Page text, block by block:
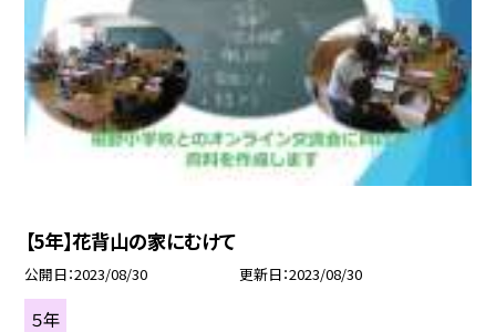
【5年】花背山の家にむけて
公開日 2023/08/30 更新日 2023/08/30
５年